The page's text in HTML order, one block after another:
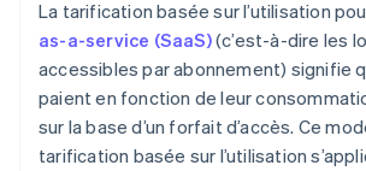
La tarification basée sur l’utilisation
as-a-service (SaaS)(c’est-à-dire les
accessibles par abonnement) signifie
paient en fonction de leur
sur la base d’un forfait d’accès. Ce
tarification basée sur l’utilisation